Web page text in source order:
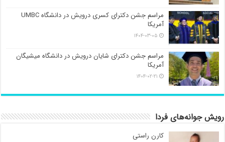
مراسم جشن دکترای کسری درویش در دانشگاه UMBC
آمریکا
۱۴۰۴-۰۳-۰۵
مراسم جشن دکترای شایان درویش در دانشگاه میشیگان
آمریکا
۱۴۰۴-۰۲-۲۱
رویش جوانه‌های فردا
کارن راستی